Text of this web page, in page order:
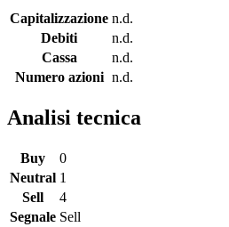
Capitalizzazione n.d.
Debiti
n.d.
Cassa
n.d.
Numero azioni n.d.
Analisi tecnica
Buy
0
Neutral 1
Sell
4
Segnale Sell